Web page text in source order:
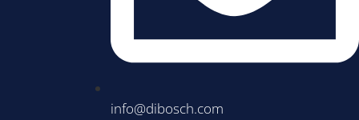
info@dibosch.com